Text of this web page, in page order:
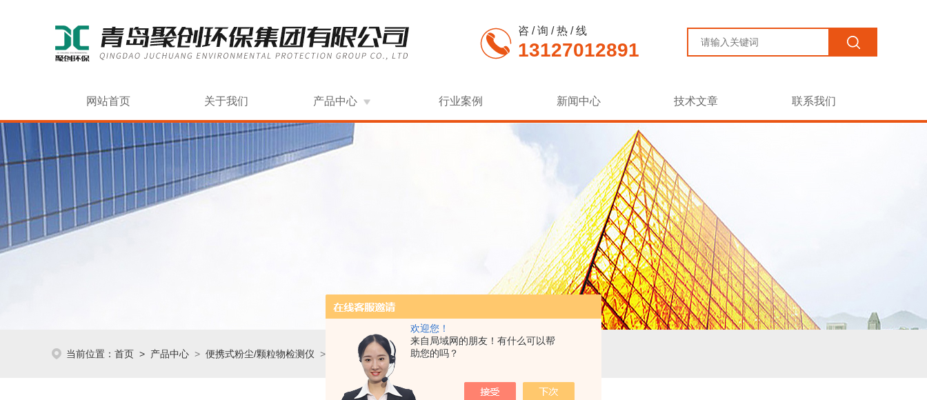
欢迎您！
来自局域网的朋友！有什么可以帮
助您的吗？
咨 / 询 / 热 / 线
13127012891
网站首页 关于我们 产品中心 行业案例 新闻中心 技术文章 联系我们
当前位置： 首页 > 产品中心 > 便携式粉尘/颗粒物检测仪 > 多功能粉尘检测仪 > LD-5C微电脑激光粉尘仪